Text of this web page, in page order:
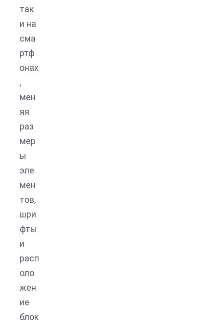
так
и на
сма
ртф
онах
,
мен
яя
раз
мер
ы
эле
мен
тов,
шри
фты
и
расп
оло
жен
ие
блок